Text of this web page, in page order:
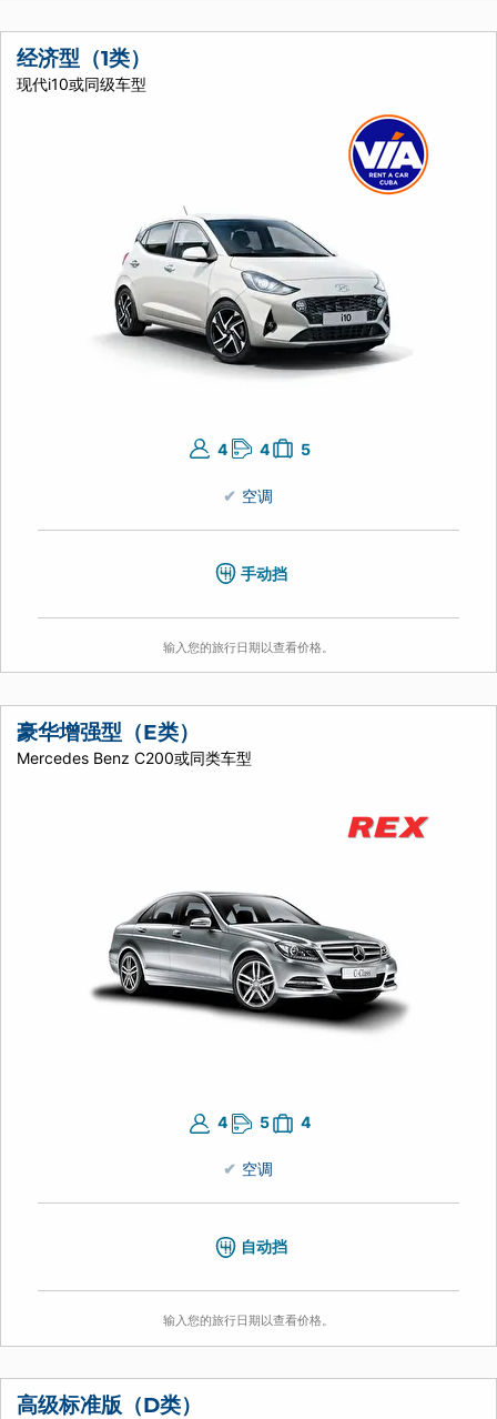
经济型（1类）
现代i10或同级车型
4 4 5
空调
手动挡
输入您的旅行日期以查看价格。
豪华增强型（E类）
Mercedes Benz C200或同类车型
4 5 4
空调
自动挡
输入您的旅行日期以查看价格。
高级标准版（D类）